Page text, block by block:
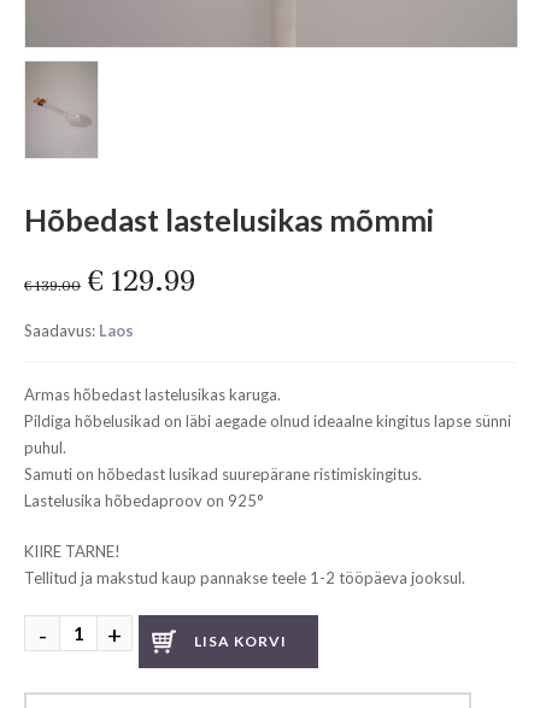
Hõbedast lastelusikas mõmmi
€139.00 Original
price
€ 139.00.
€ 129.99
€ 129.99.
Saadavus: Laos
Armas hõbedast lastelusikas karuga.
Pildiga hõbelusikad on läbi aegade olnud ideaalne kingitus lapse sünni
puhul.
Samuti on hõbedast lusikad suurepärane ristimiskingitus.
Lastelusika hõbedaproov on 925°
KIIRE TARNE!
Tellitud ja makstud kaup pannakse teele 1-2 tööpäeva jooksul.
Hõbedast
lastelusikas
LISA KORVI